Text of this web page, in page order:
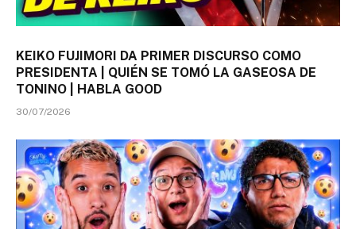
KEIKO FUJIMORI DA PRIMER DISCURSO COMO
PRESIDENTA | QUIÉN SE TOMÓ LA GASEOSA DE
TONINO | HABLA GOOD
30/07/2026